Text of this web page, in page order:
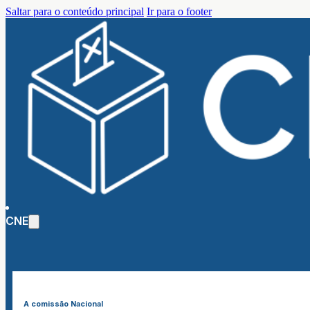
Saltar para o conteúdo principal Ir para o footer
CNE
A comissão Nacional